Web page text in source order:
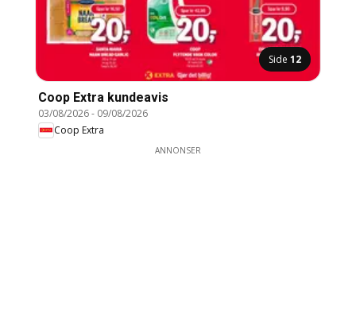
Side 12
Coop Extra kundeavis
03/08/2026- 09/08/2026
Coop Extra
ANNONSER